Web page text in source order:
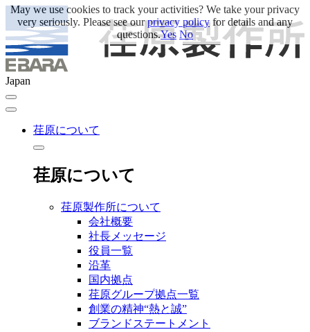
Japan
荏原について
荏原について
荏原製作所について
会社概要
社長メッセージ
役員一覧
沿革
国内拠点
荏原グループ拠点一覧
創業の精神“熱と誠”
ブランドステートメント
May we use cookies to track your activities? We take your privacy
very seriously. Please see ourprivacy policyfor details and any
questions.Yes No